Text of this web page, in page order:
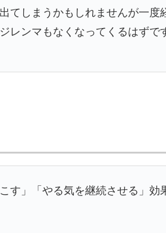
てしまうかもしれませんが一度
レンマもなくなってくるはずで
す」「やる気を継続させる」効